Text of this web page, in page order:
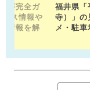
が完全ガ
ス情報や
情報を解
福井県「
寺）」の
メ・駐車